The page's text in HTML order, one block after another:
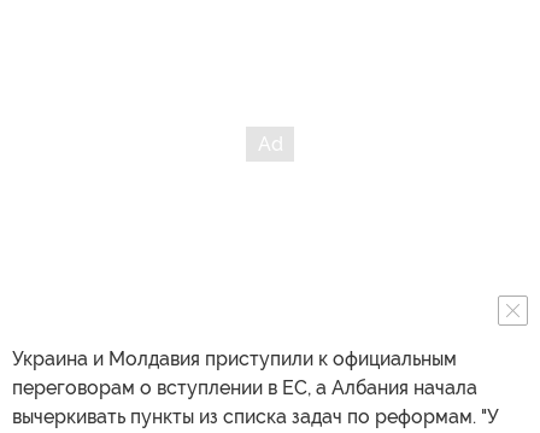
Украина и Молдавия приступили к официальным
переговорам о вступлении в ЕС, а Албания начала
вычеркивать пункты из списка задач по реформам. "У